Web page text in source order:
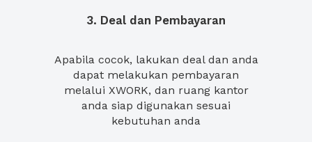
3. Deal dan Pembayaran
Apabila cocok, lakukan deal dan anda
dapat melakukan pembayaran
melalui XWORK, dan ruang kantor
anda siap digunakan sesuai
kebutuhan anda